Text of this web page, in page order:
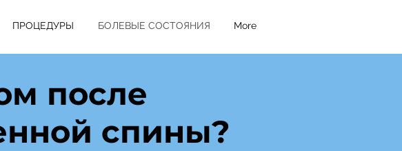
ПРОЦЕДУРЫ БОЛЕВЫЕ СОСТОЯНИЯ More
после
спины?